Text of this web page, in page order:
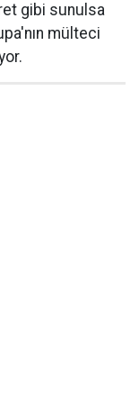
gibi sunulsa
mülteci